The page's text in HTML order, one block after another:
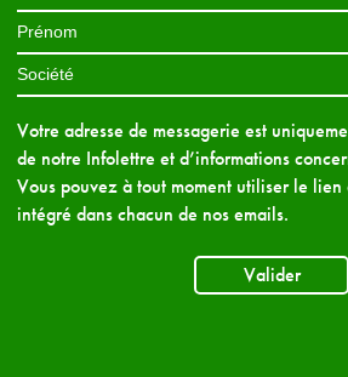
Votre adresse de messagerie est
de notre Infolettre et d’informations
Vous pouvez à tout moment utiliser le lien
intégré dans chacun de nos emails.